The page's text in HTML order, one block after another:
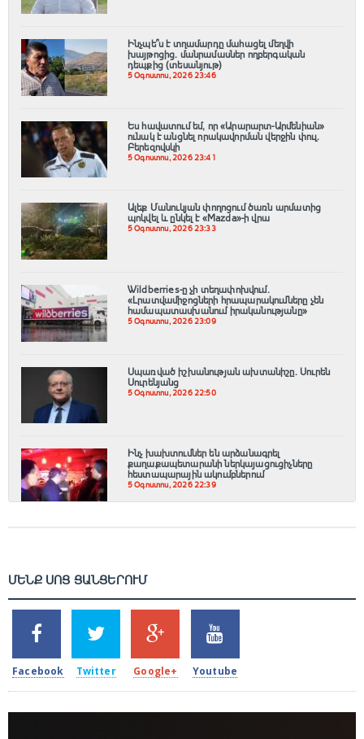
Ինչպե՞ս է տղամարդը մահացել մեղվի
խայթոցից. մանրամասներ ողբերգական
դեպքից (տեսանյութ)
5 Օգոստոս, 2026 23:46
Ես հավատում եմ, որ «Արարարտ-Արմենիան»
ունակ է անցնել որակավորման վերջին փուլ.
Բերեզովսկի
5 Օգոստոս, 2026 23:41
Ալեք Մանուկյան փողոցում ծառն արմատից
պոկվել և ընկել է «Mazda»-ի վրա
5 Օգոստոս, 2026 23:33
Wildberries-ը չի տեղափոխվում․
«Լրատվամիջոցների հրապարակումները չեն
համապատասխանում իրականությանը»
5 Օգոստոս, 2026 23:09
Սպառված իշխանության ախտանիշը. Սուրեն
Սուրենյանց
5 Օգոստոս, 2026 22:50
Ինչ խախտումներ են արձանագրել
քաղաքապետարանի ներկայացուցիչները
հեստապարային ակումբներում
5 Օգոստոս, 2026 22:39
ՄԵՆՔ ՍՈՑ ՑԱՆՑԵՐՈՒՄ
2k
SHARES
Facebook
1.5k
TWEETS
Twitter
203
SHARES
Google+
620
SHARES
Youtube